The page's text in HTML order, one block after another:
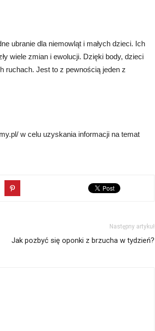
ubranie dla niemowląt i małych dzieci. Ich
wiele zmian i ewolucji. Dzięki body, dzieci
ruchach. Jest to z pewnością jeden z
w celu uzyskania informacji na temat
Następny artykuł
Jak pozbyć się oponki z brzucha w tydzień?